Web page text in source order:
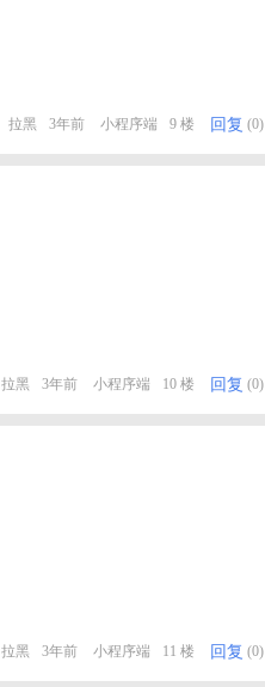
拉黑 3年前 小程序端 9 楼 回复 (0)
拉黑 3年前 小程序端 10 楼 回复 (0)
拉黑 3年前 小程序端 11 楼 回复 (0)